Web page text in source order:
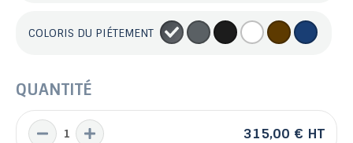
COLORIS DU PIÉTEMENT
QUANTITÉ
315,00 € HT